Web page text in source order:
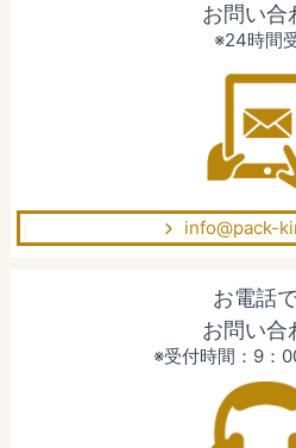
お問い合
※24時間
info@pack-
お電話
お問い合
※受付時間：9：